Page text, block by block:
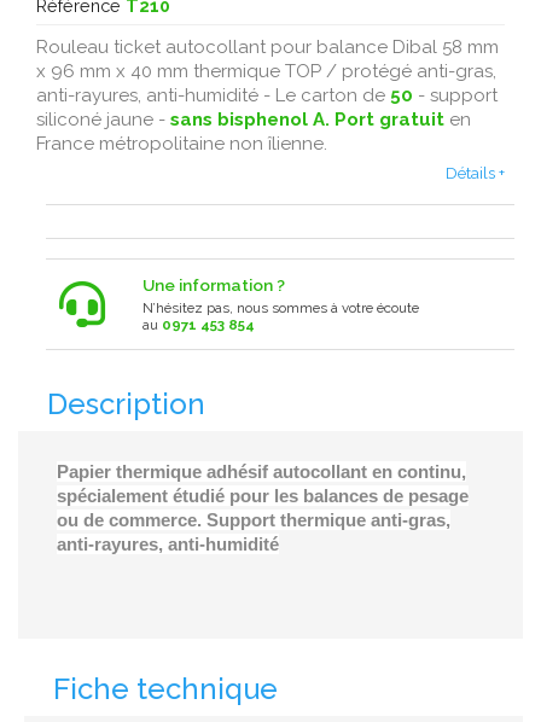
Référence T210
Rouleau ticket autocollant pour balance Dibal 58 mm
x 96 mm x 40 mm thermique TOP / protégé anti-gras,
anti-rayures, anti-humidité - Le carton de 50 - support
siliconé jaune - sans bisphenol A. Port gratuit en
France métropolitaine non îlienne.
Détails +
Une information ?
N’hésitez pas, nous sommes à votre écoute
au 0971 453 854
Description
Papier thermique adhésif autocollant en continu,
spécialement étudié pour les balances de pesage
ou de commerce. Support thermique anti-gras,
anti-rayures, anti-humidité
Fiche technique